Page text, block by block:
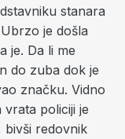
stanara
je došla
je. Da li me
do zuba dok je
značku. Vidno
policiji je
bivši redovnik